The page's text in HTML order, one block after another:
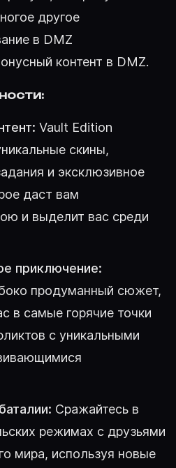
другое
в DMZ
контент в DMZ.
Vault Edition
скины,
и эксклюзивное
даст вам
и выделит вас среди
приключение:
продуманный сюжет,
в самые горячие точки
с уникальными
Сражайтесь в
режимах с друзьями
мира, используя новые